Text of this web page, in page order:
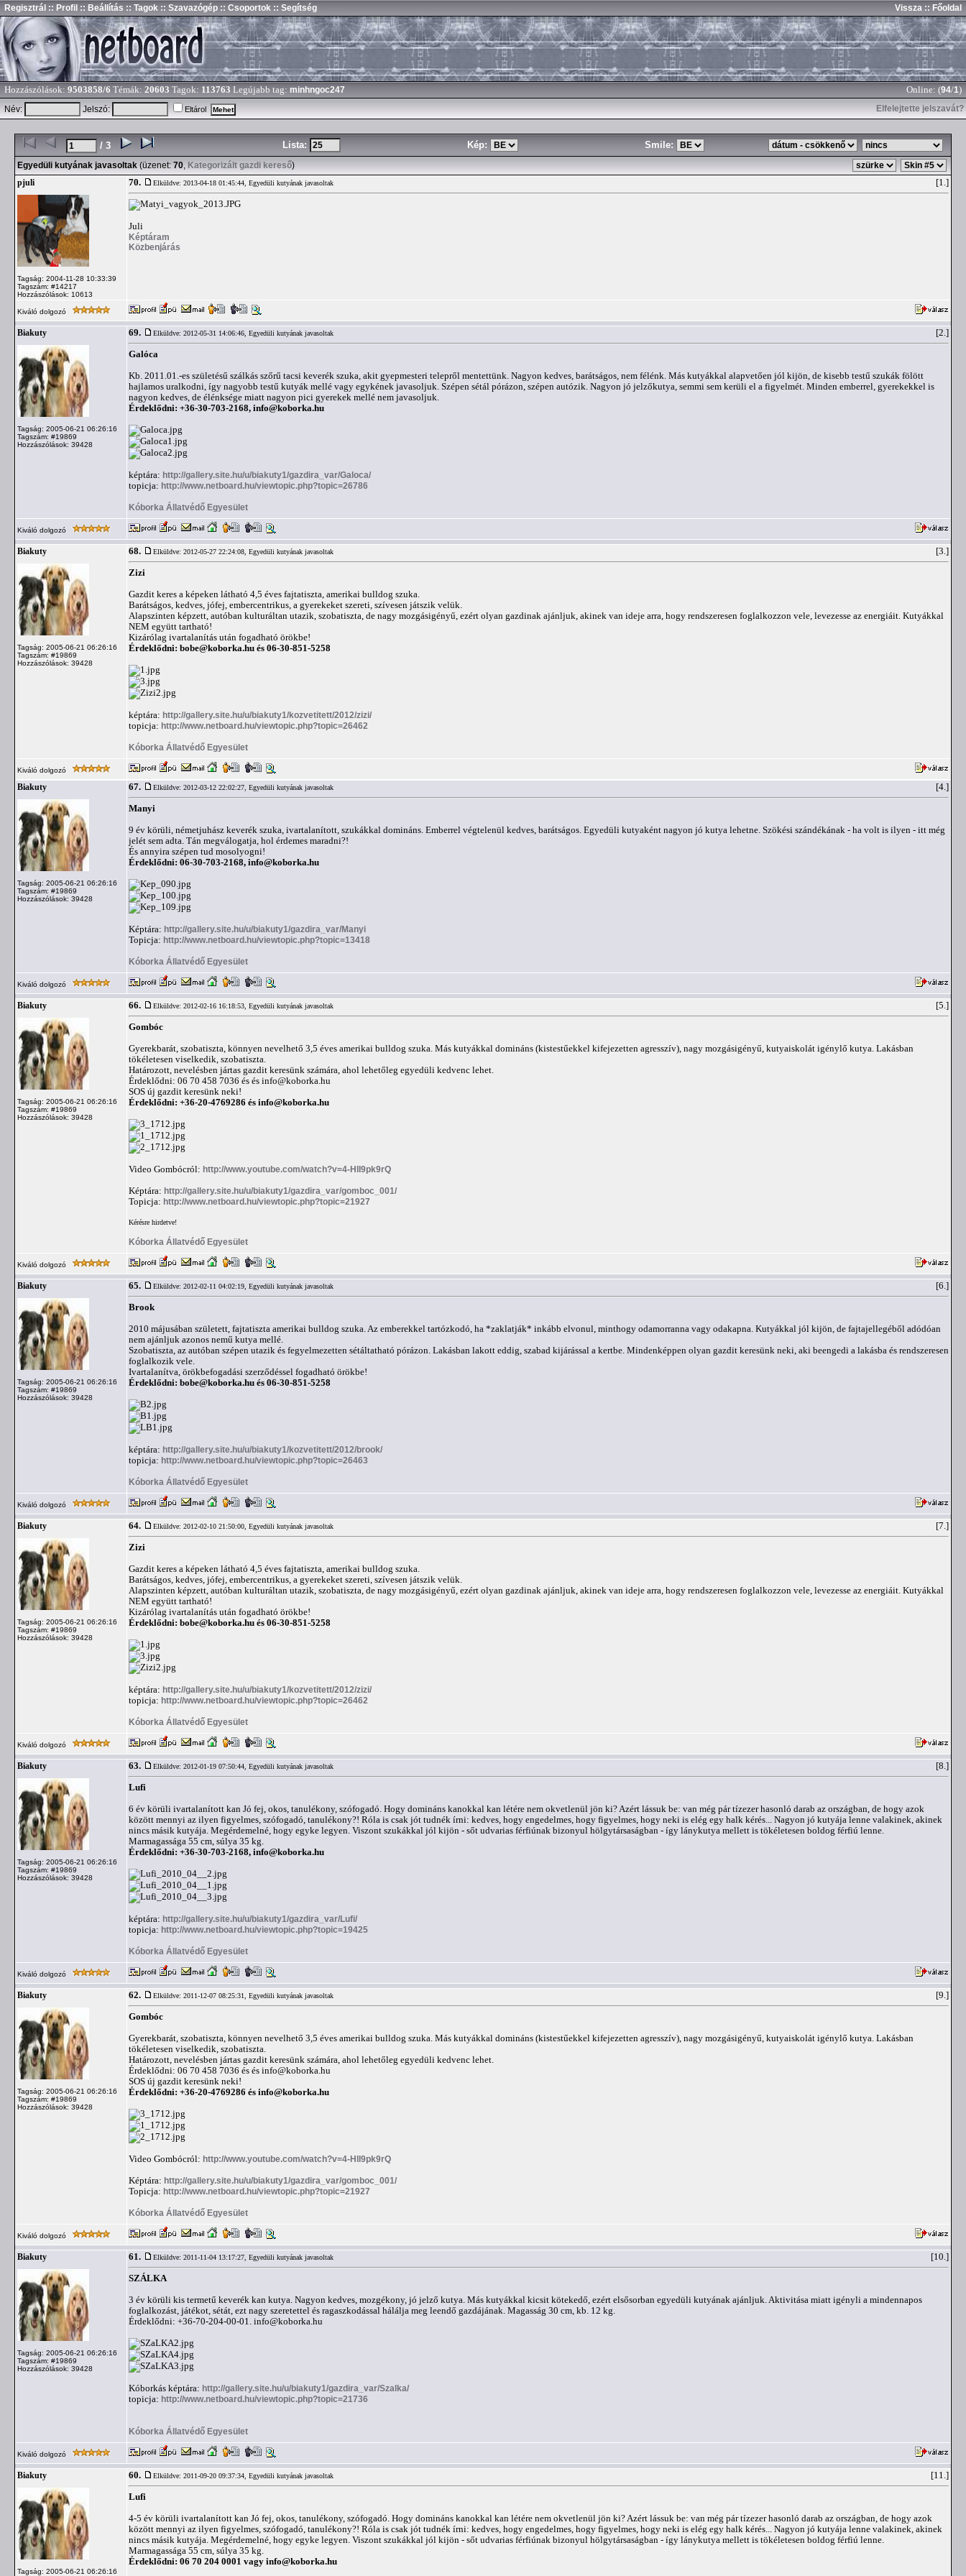
Regisztrál :: Profil :: Beállítás :: Tagok :: Szavazógép :: Csoportok :: Segítség Vissza :: Főoldal
Hozzászólások: 9503858/6 Témák: 20603 Tagok: 113763 Legújabb tag: minhngoc247 Online: (94/1)
Név: Jelszó: Eltárol Elfelejtette jelszavát?
/ 3 Lista: Kép: Smile:
Egyedüli kutyának javasoltak (üzenet: 70, Kategorizált gazdi kereső)
pjuli
Tagság: 2004-11-28 10:33:39
Tagszám: #14217
Hozzászólások: 10613
70. Elküldve: 2013-04-18 01:45:44, Egyedüli kutyának javasoltak [1.]
Juli
Képtáram
Közbenjárás
Kiváló dolgozó
Biakuty
Tagság: 2005-06-21 06:26:16
Tagszám: #19869
Hozzászólások: 39428
69. Elküldve: 2012-05-31 14:06:46, Egyedüli kutyának javasoltak [2.]
Galóca
Kb. 2011.01.-es születésű szálkás szőrű tacsi keverék szuka, akit gyepmesteri telepről mentettünk. Nagyon kedves, barátságos, nem félénk. Más kutyákkal alapvetően jól kijön, de kisebb testű szukák fölött
hajlamos uralkodni, így nagyobb testű kutyák mellé vagy egykének javasoljuk. Szépen sétál pórázon, szépen autózik. Nagyon jó jelzőkutya, semmi sem kerüli el a figyelmét. Minden emberrel, gyerekekkel is
nagyon kedves, de élénksége miatt nagyon pici gyerekek mellé nem javasoljuk.
Érdeklődni: +36-30-703-2168, info@koborka.hu
képtára: http://gallery.site.hu/u/biakuty1/gazdira_var/Galoca/
topicja: http://www.netboard.hu/viewtopic.php?topic=26786
Kóborka Állatvédő Egyesület
Kiváló dolgozó
Biakuty
Tagság: 2005-06-21 06:26:16
Tagszám: #19869
Hozzászólások: 39428
68. Elküldve: 2012-05-27 22:24:08, Egyedüli kutyának javasoltak [3.]
Zizi
Gazdit keres a képeken látható 4,5 éves fajtatiszta, amerikai bulldog szuka.
Barátságos, kedves, jófej, embercentrikus, a gyerekeket szereti, szívesen játszik velük.
Alapszinten képzett, autóban kulturáltan utazik, szobatiszta, de nagy mozgásigényű, ezért olyan gazdinak ajánljuk, akinek van ideje arra, hogy rendszeresen foglalkozzon vele, levezesse az energiáit. Kutyákkal
NEM együtt tartható!
Kizárólag ivartalanítás után fogadható örökbe!
Érdeklődni: bobe@koborka.hu és 06-30-851-5258
képtára: http://gallery.site.hu/u/biakuty1/kozvetitett/2012/zizi/
topicja: http://www.netboard.hu/viewtopic.php?topic=26462
Kóborka Állatvédő Egyesület
Kiváló dolgozó
Biakuty
Tagság: 2005-06-21 06:26:16
Tagszám: #19869
Hozzászólások: 39428
67. Elküldve: 2012-03-12 22:02:27, Egyedüli kutyának javasoltak [4.]
Manyi
9 év körüli, németjuhász keverék szuka, ivartalanított, szukákkal domináns. Emberrel végtelenül kedves, barátságos. Egyedüli kutyaként nagyon jó kutya lehetne. Szökési szándékának - ha volt is ilyen - itt még
jelét sem adta. Tán megválogatja, hol érdemes maradni?!
És annyira szépen tud mosolyogni!
Érdeklődni: 06-30-703-2168, info@koborka.hu
Képtára: http://gallery.site.hu/u/biakuty1/gazdira_var/Manyi
Topicja: http://www.netboard.hu/viewtopic.php?topic=13418
Kóborka Állatvédő Egyesület
Kiváló dolgozó
Biakuty
Tagság: 2005-06-21 06:26:16
Tagszám: #19869
Hozzászólások: 39428
66. Elküldve: 2012-02-16 16:18:53, Egyedüli kutyának javasoltak [5.]
Gombóc
Gyerekbarát, szobatiszta, könnyen nevelhető 3,5 éves amerikai bulldog szuka. Más kutyákkal domináns (kistestűekkel kifejezetten agresszív), nagy mozgásigényű, kutyaiskolát igénylő kutya. Lakásban
tökéletesen viselkedik, szobatiszta.
Határozott, nevelésben jártas gazdit keresünk számára, ahol lehetőleg egyedüli kedvenc lehet.
Érdeklődni: 06 70 458 7036 és és info@koborka.hu
SOS új gazdit keresünk neki!
Érdeklődni: +36-20-4769286 és info@koborka.hu
Video Gombócról: http://www.youtube.com/watch?v=4-HlI9pk9rQ
Képtára: http://gallery.site.hu/u/biakuty1/gazdira_var/gomboc_001/
Topicja: http://www.netboard.hu/viewtopic.php?topic=21927
Kérésre hirdetve!
Kóborka Állatvédő Egyesület
Kiváló dolgozó
Biakuty
Tagság: 2005-06-21 06:26:16
Tagszám: #19869
Hozzászólások: 39428
65. Elküldve: 2012-02-11 04:02:19, Egyedüli kutyának javasoltak [6.]
Brook
2010 májusában született, fajtatiszta amerikai bulldog szuka. Az emberekkel tartózkodó, ha *zaklatják* inkább elvonul, minthogy odamorranna vagy odakapna. Kutyákkal jól kijön, de fajtajellegéből adódóan
nem ajánljuk azonos nemű kutya mellé.
Szobatiszta, az autóban szépen utazik és fegyelmezetten sétáltatható pórázon. Lakásban lakott eddig, szabad kijárással a kertbe. Mindenképpen olyan gazdit keresünk neki, aki beengedi a lakásba és rendszeresen
foglalkozik vele.
Ivartalanítva, örökbefogadási szerződéssel fogadható örökbe!
Érdeklődni: bobe@koborka.hu és 06-30-851-5258
képtára: http://gallery.site.hu/u/biakuty1/kozvetitett/2012/brook/
topicja: http://www.netboard.hu/viewtopic.php?topic=26463
Kóborka Állatvédő Egyesület
Kiváló dolgozó
Biakuty
Tagság: 2005-06-21 06:26:16
Tagszám: #19869
Hozzászólások: 39428
64. Elküldve: 2012-02-10 21:50:00, Egyedüli kutyának javasoltak [7.]
Zizi
Gazdit keres a képeken látható 4,5 éves fajtatiszta, amerikai bulldog szuka.
Barátságos, kedves, jófej, embercentrikus, a gyerekeket szereti, szívesen játszik velük.
Alapszinten képzett, autóban kulturáltan utazik, szobatiszta, de nagy mozgásigényű, ezért olyan gazdinak ajánljuk, akinek van ideje arra, hogy rendszeresen foglalkozzon vele, levezesse az energiáit. Kutyákkal
NEM együtt tartható!
Kizárólag ivartalanítás után fogadható örökbe!
Érdeklődni: bobe@koborka.hu és 06-30-851-5258
képtára: http://gallery.site.hu/u/biakuty1/kozvetitett/2012/zizi/
topicja: http://www.netboard.hu/viewtopic.php?topic=26462
Kóborka Állatvédő Egyesület
Kiváló dolgozó
Biakuty
Tagság: 2005-06-21 06:26:16
Tagszám: #19869
Hozzászólások: 39428
63. Elküldve: 2012-01-19 07:50:44, Egyedüli kutyának javasoltak [8.]
Lufi
6 év körüli ivartalanított kan Jó fej, okos, tanulékony, szófogadó. Hogy domináns kanokkal kan létére nem okvetlenül jön ki? Azért lássuk be: van még pár tízezer hasonló darab az országban, de hogy azok
között mennyi az ilyen figyelmes, szófogadó, tanulékony?! Róla is csak jót tudnék írni: kedves, hogy engedelmes, hogy figyelmes, hogy neki is elég egy halk kérés... Nagyon jó kutyája lenne valakinek, akinek
nincs másik kutyája. Megérdemelné, hogy egyke legyen. Viszont szukákkal jól kijön - sőt udvarias férfiúnak bizonyul hölgytársaságban - így lánykutya mellett is tökéletesen boldog férfiú lenne.
Marmagassága 55 cm, súlya 35 kg.
Érdeklődni: +36-30-703-2168, info@koborka.hu
képtára: http://gallery.site.hu/u/biakuty1/gazdira_var/Lufi/
topicja: http://www.netboard.hu/viewtopic.php?topic=19425
Kóborka Állatvédő Egyesület
Kiváló dolgozó
Biakuty
Tagság: 2005-06-21 06:26:16
Tagszám: #19869
Hozzászólások: 39428
62. Elküldve: 2011-12-07 08:25:31, Egyedüli kutyának javasoltak [9.]
Gombóc
Gyerekbarát, szobatiszta, könnyen nevelhető 3,5 éves amerikai bulldog szuka. Más kutyákkal domináns (kistestűekkel kifejezetten agresszív), nagy mozgásigényű, kutyaiskolát igénylő kutya. Lakásban
tökéletesen viselkedik, szobatiszta.
Határozott, nevelésben jártas gazdit keresünk számára, ahol lehetőleg egyedüli kedvenc lehet.
Érdeklődni: 06 70 458 7036 és és info@koborka.hu
SOS új gazdit keresünk neki!
Érdeklődni: +36-20-4769286 és info@koborka.hu
Video Gombócról: http://www.youtube.com/watch?v=4-HlI9pk9rQ
Képtára: http://gallery.site.hu/u/biakuty1/gazdira_var/gomboc_001/
Topicja: http://www.netboard.hu/viewtopic.php?topic=21927
Kóborka Állatvédő Egyesület
Kiváló dolgozó
Biakuty
Tagság: 2005-06-21 06:26:16
Tagszám: #19869
Hozzászólások: 39428
61. Elküldve: 2011-11-04 13:17:27, Egyedüli kutyának javasoltak [10.]
SZÁLKA
3 év körüli kis termetű keverék kan kutya. Nagyon kedves, mozgékony, jó jelző kutya. Más kutyákkal kicsit kötekedő, ezért elsősorban egyedüli kutyának ajánljuk. Aktivitása miatt igényli a mindennapos
foglalkozást, játékot, sétát, ezt nagy szeretettel és ragaszkodással hálálja meg leendő gazdájának. Magasság 30 cm, kb. 12 kg.
Érdeklődni: +36-70-204-00-01. info@koborka.hu
Kóborkás képtára: http://gallery.site.hu/u/biakuty1/gazdira_var/Szalka/
topicja: http://www.netboard.hu/viewtopic.php?topic=21736
Kóborka Állatvédő Egyesület
Kiváló dolgozó
Biakuty
Tagság: 2005-06-21 06:26:16
60. Elküldve: 2011-09-20 09:37:34, Egyedüli kutyának javasoltak [11.]
Lufi
4-5 év körüli ivartalanított kan Jó fej, okos, tanulékony, szófogadó. Hogy domináns kanokkal kan létére nem okvetlenül jön ki? Azért lássuk be: van még pár tízezer hasonló darab az országban, de hogy azok
között mennyi az ilyen figyelmes, szófogadó, tanulékony?! Róla is csak jót tudnék írni: kedves, hogy engedelmes, hogy figyelmes, hogy neki is elég egy halk kérés... Nagyon jó kutyája lenne valakinek, akinek
nincs másik kutyája. Megérdemelné, hogy egyke legyen. Viszont szukákkal jól kijön - sőt udvarias férfiúnak bizonyul hölgytársaságban - így lánykutya mellett is tökéletesen boldog férfiú lenne.
Marmagassága 55 cm, súlya 35 kg.
Érdeklődni: 06 70 204 0001 vagy info@koborka.hu